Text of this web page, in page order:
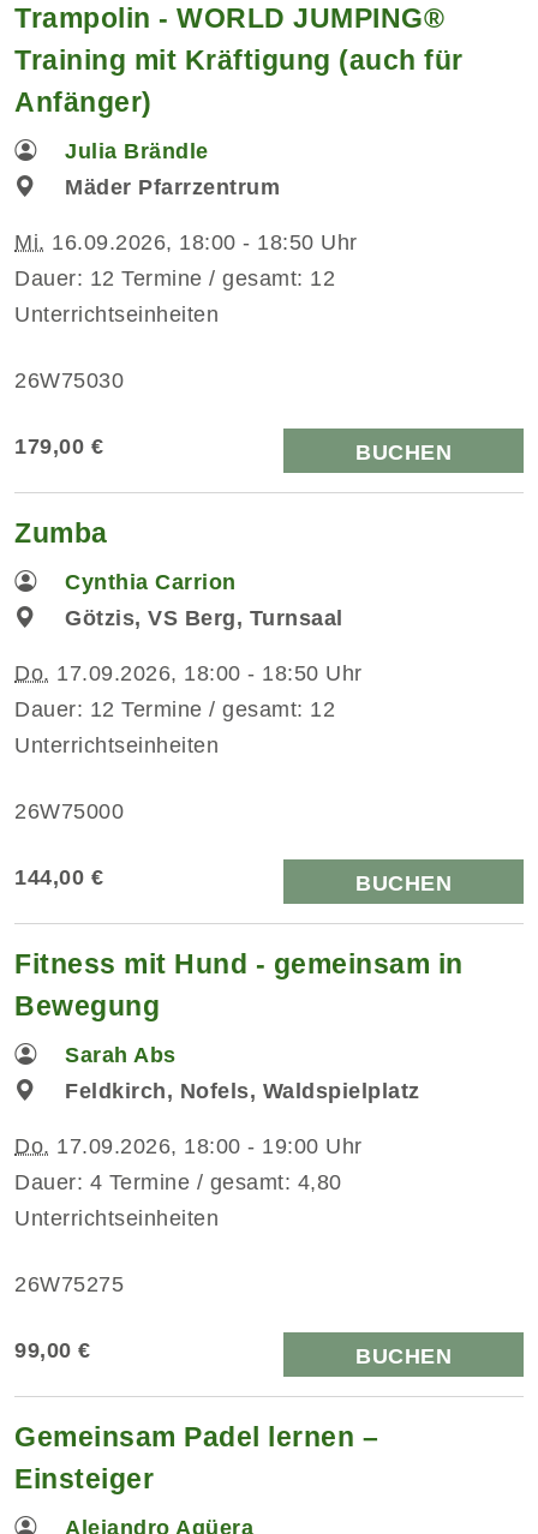
Trampolin - WORLD JUMPING®
Training mit Kräftigung (auch für
Anfänger)
Julia Brändle
Mäder Pfarrzentrum
Mi. 16.09.2026, 18:00 - 18:50 Uhr
Dauer: 12 Termine / gesamt: 12
Unterrichtseinheiten
26W75030
179,00 € BUCHEN
Zumba
Cynthia Carrion
Götzis, VS Berg, Turnsaal
Do. 17.09.2026, 18:00 - 18:50 Uhr
Dauer: 12 Termine / gesamt: 12
Unterrichtseinheiten
26W75000
144,00 € BUCHEN
Fitness mit Hund - gemeinsam in
Bewegung
Sarah Abs
Feldkirch, Nofels, Waldspielplatz
Do. 17.09.2026, 18:00 - 19:00 Uhr
Dauer: 4 Termine / gesamt: 4,80
Unterrichtseinheiten
26W75275
99,00 € BUCHEN
Gemeinsam Padel lernen –
Einsteiger
Alejandro Agüera